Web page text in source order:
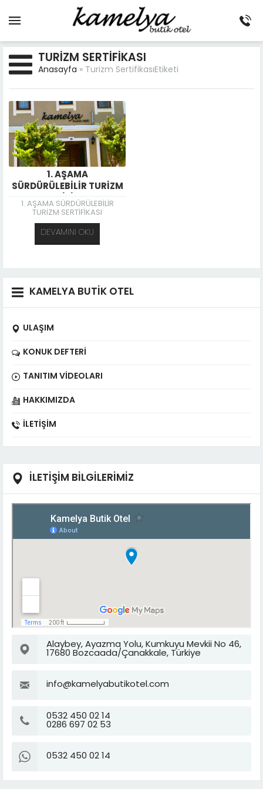
TURIZM SERTIFIKASI
Anasayfa » Turizm SertifikasıEtiketi
1. AŞAMA
SÜRDÜRÜLEBİLİR TURİZM
SERTİFİKASI
1. AŞAMA SÜRDÜRÜLEBİLİR
TURİZM SERTİFİKASI
DEVAMINI OKU
KAMELYA BUTİK OTEL
ULAŞIM
KONUK DEFTERI
TANITIM VIDEOLARI
HAKKIMIZDA
İLETIŞIM
İLETİŞİM BİLGİLERİMİZ
Alaybey, Ayazma Yolu, Kumkuyu Mevkii No 46,
17680 Bozcaada/Çanakkale, Türkiye
info@kamelyabutikotel.com
0532 450 02 14
0286 697 02 53
0532 450 02 14